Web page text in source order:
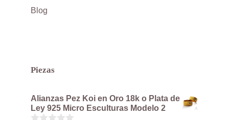
Blog
Piezas
Alianzas Pez Koi en Oro 18k o Plata de
Ley 925 Micro Esculturas Modelo 2